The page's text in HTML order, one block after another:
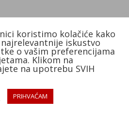
d.o.o.
koristimo kolačiće kako
iskustvo
o vašim preferencijama
Klikom na
na upotrebu SVIH
PRIHVAĆAM